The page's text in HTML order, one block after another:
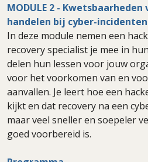
MODULE 2 -
handelen bij cyber-incidenten
In deze module nemen een
recovery specialist je mee in
delen hun lessen voor jouw
voor het voorkomen van en
aanvallen. Je leert hoe een
kijkt en dat recovery na een
maar veel sneller en soepeler
goed voorbereid is.